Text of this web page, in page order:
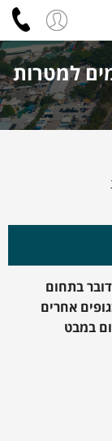
למטרות
בתחום
אחרים
במבט